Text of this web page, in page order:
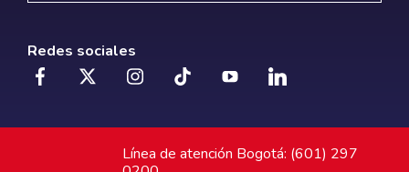
Redes sociales
Línea de atención Bogotá: (601) 297